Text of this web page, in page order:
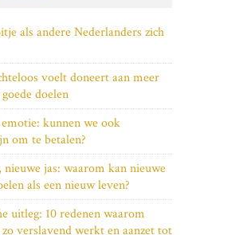
als andere Nederlanders zich
voelt doneert aan meer
doelen
kunnen we ook
om te betalen?
nieuwe jas: waarom kan nieuwe
als een nieuw leven?
uitleg: 10 redenen waarom
verslavend werkt en aanzet tot